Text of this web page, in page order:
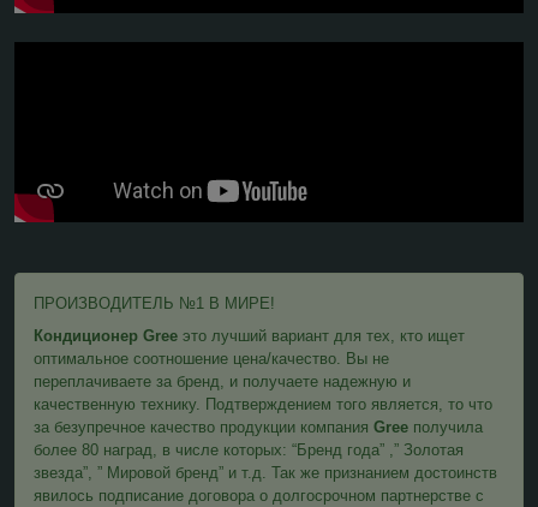
ПРОИЗВОДИТЕЛЬ №1 В МИРЕ!
Кондиционер Gree это лучший вариант для тех, кто ищет
оптимальное соотношение цена/качество. Вы не
переплачиваете за бренд, и получаете надежную и
качественную технику. Подтверждением того является, то что
за безупречное качество продукции компания Gree получила
более 80 наград, в числе которых: “Бренд года” ,” Золотая
звезда”, ” Мировой бренд” и т.д. Так же признанием достоинств
явилось подписание договора о долгосрочном партнерстве с